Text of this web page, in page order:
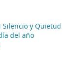
del año